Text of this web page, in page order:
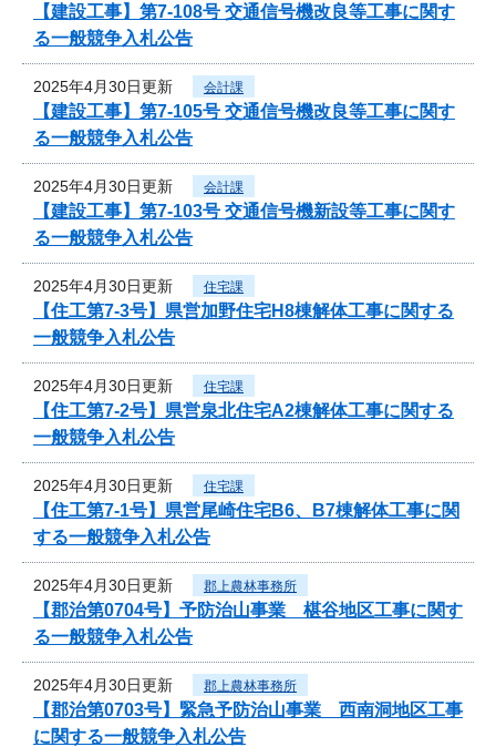
【建設工事】第7-108号 交通信号機改良等工事に関す
る一般競争入札公告
2025年4月30日更新 会計課
【建設工事】第7-105号 交通信号機改良等工事に関す
る一般競争入札公告
2025年4月30日更新 会計課
【建設工事】第7-103号 交通信号機新設等工事に関す
る一般競争入札公告
2025年4月30日更新 住宅課
【住工第7-3号】県営加野住宅H8棟解体工事に関する
一般競争入札公告
2025年4月30日更新 住宅課
【住工第7-2号】県営泉北住宅A2棟解体工事に関する
一般競争入札公告
2025年4月30日更新 住宅課
【住工第7-1号】県営尾崎住宅B6、B7棟解体工事に関
する一般競争入札公告
2025年4月30日更新 郡上農林事務所
【郡治第0704号】予防治山事業 椹谷地区工事に関す
る一般競争入札公告
2025年4月30日更新 郡上農林事務所
【郡治第0703号】緊急予防治山事業 西南洞地区工事
に関する一般競争入札公告